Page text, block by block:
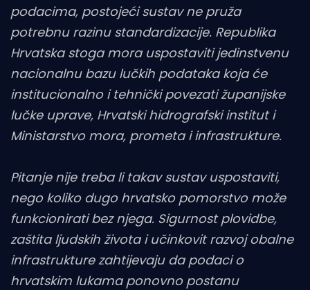
podacima, postojeći sustav ne pruža
potrebnu razinu standardizacije. Republika
Hrvatska stoga mora uspostaviti jedinstvenu
nacionalnu bazu lučkih podataka koja će
institucionalno i tehnički povezati županijske
lučke uprave, Hrvatski hidrografski institut i
Ministarstvo mora, prometa i infrastrukture.
Pitanje nije treba li takav sustav uspostaviti,
nego koliko dugo hrvatsko pomorstvo može
funkcionirati bez njega. Sigurnost plovidbe,
zaštita ljudskih života i učinkovit razvoj obalne
infrastrukture zahtijevaju da podaci o
hrvatskim lukama ponovno postanu